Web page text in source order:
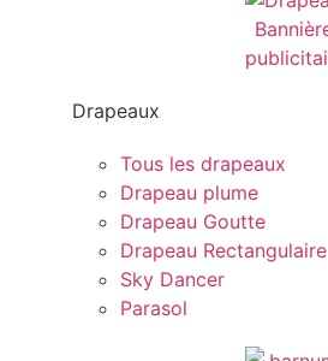
Drapeaux
Tous les drapeaux
Drapeau plume
Drapeau Goutte
Drapeau Rectangulaire
Sky Dancer
Parasol